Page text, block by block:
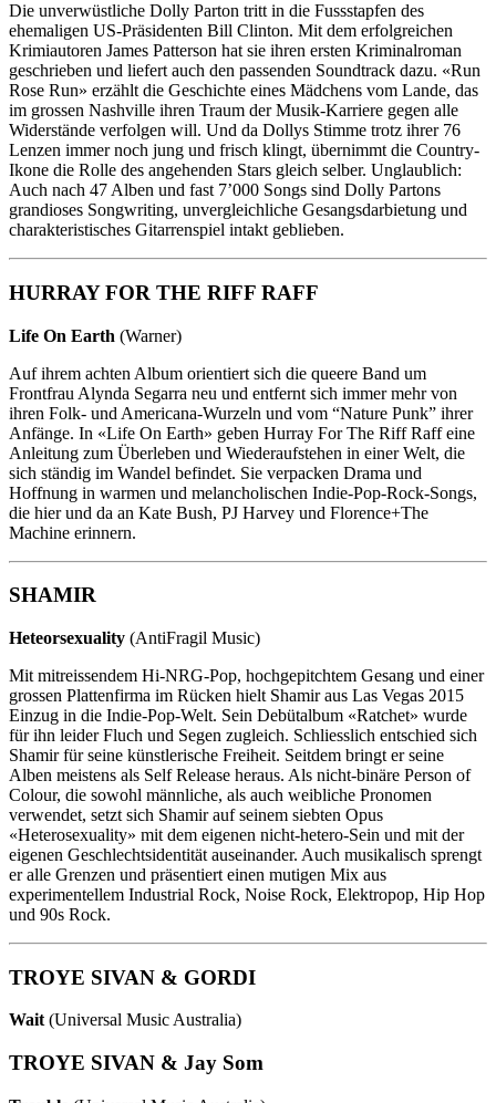
Die unverwüstliche Dolly Parton tritt in die Fussstapfen des
ehemaligen US-Präsidenten Bill Clinton. Mit dem erfolgreichen
Krimiautoren James Patterson hat sie ihren ersten Kriminalroman
geschrieben und liefert auch den passenden Soundtrack dazu. «Run
Rose Run» erzählt die Geschichte eines Mädchens vom Lande, das
im grossen Nashville ihren Traum der Musik-Karriere gegen alle
Widerstände verfolgen will. Und da Dollys Stimme trotz ihrer 76
Lenzen immer noch jung und frisch klingt, übernimmt die Country-
Ikone die Rolle des angehenden Stars gleich selber. Unglaublich:
Auch nach 47 Alben und fast 7’000 Songs sind Dolly Partons
grandioses Songwriting, unvergleichliche Gesangsdarbietung und
charakteristisches Gitarrenspiel intakt geblieben.
HURRAY FOR THE RIFF RAFF
Life On Earth (Warner)
Auf ihrem achten Album orientiert sich die queere Band um
Frontfrau Alynda Segarra neu und entfernt sich immer mehr von
ihren Folk- und Americana-Wurzeln und vom “Nature Punk” ihrer
Anfänge. In «Life On Earth» geben Hurray For The Riff Raff eine
Anleitung zum Überleben und Wiederaufstehen in einer Welt, die
sich ständig im Wandel befindet. Sie verpacken Drama und
Hoffnung in warmen und melancholischen Indie-Pop-Rock-Songs,
die hier und da an Kate Bush, PJ Harvey und Florence+The
Machine erinnern.
SHAMIR
Heteorsexuality (AntiFragil Music)
Mit mitreissendem Hi-NRG-Pop, hochgepitchtem Gesang und einer
grossen Plattenfirma im Rücken hielt Shamir aus Las Vegas 2015
Einzug in die Indie-Pop-Welt. Sein Debütalbum «Ratchet» wurde
für ihn leider Fluch und Segen zugleich. Schliesslich entschied sich
Shamir für seine künstlerische Freiheit. Seitdem bringt er seine
Alben meistens als Self Release heraus. Als nicht-binäre Person of
Colour, die sowohl männliche, als auch weibliche Pronomen
verwendet, setzt sich Shamir auf seinem siebten Opus
«Heterosexuality» mit dem eigenen nicht-hetero-Sein und mit der
eigenen Geschlechtsidentität auseinander. Auch musikalisch sprengt
er alle Grenzen und präsentiert einen mutigen Mix aus
experimentellem Industrial Rock, Noise Rock, Elektropop, Hip Hop
und 90s Rock.
TROYE SIVAN & GORDI
Wait(Universal Music Australia)
TROYE SIVAN & Jay Som